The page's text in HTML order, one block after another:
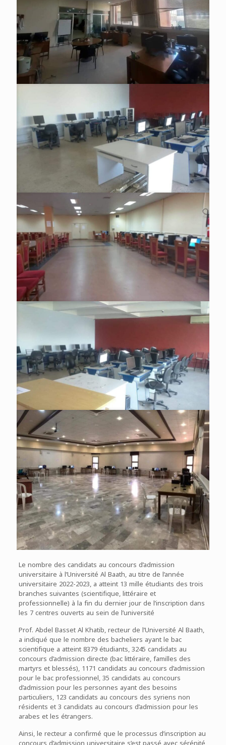
Le nombre des candidats au concours d’admission
universitaire à l’Université Al Baath, au titre de l’année
universitaire 2022-2023, a atteint 13 mille étudiants des trois
branches suivantes (scientifique, littéraire et
professionnelle) à la fin du dernier jour de l’inscription dans
les 7 centres ouverts au sein de l’université
Prof. Abdel Basset Al Khatib, recteur de l’Université Al Baath,
a indiqué que le nombre des bacheliers ayant le bac
scientifique a atteint 8379 étudiants, 3245 candidats au
concours d’admission directe (bac littéraire, familles des
martyrs et blessés), 1171 candidats au concours d’admission
pour le bac professionnel, 35 candidats au concours
d’admission pour les personnes ayant des besoins
particuliers, 123 candidats au concours des syriens non
résidents et 3 candidats au concours d’admission pour les
arabes et les étrangers.
Ainsi, le recteur a confirmé que le processus d’inscription au